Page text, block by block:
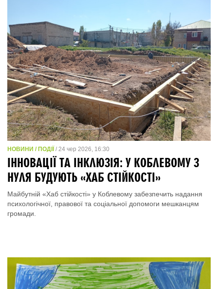
НОВИНИ / ПОДІЇ / 24 чер 2026, 16:30
ІННОВАЦІЇ ТА ІНКЛЮЗІЯ: У КОБЛЕВОМУ З
НУЛЯ БУДУЮТЬ «ХАБ СТІЙКОСТІ»
Майбутній «Хаб стійкості» у Коблевому забезпечить надання
психологічної, правової та соціальної допомоги мешканцям
громади.